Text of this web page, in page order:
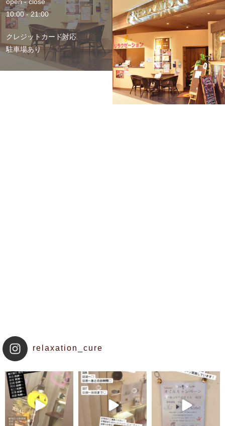
10:00 - 21:00
クレジットカード対応
駐車場あり
relaxation_cure